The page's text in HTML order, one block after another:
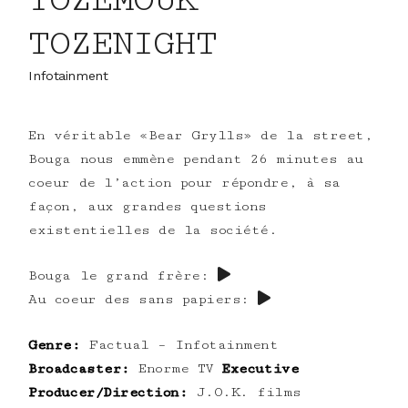
TOZENIGHT
Infotainment
En véritable «Bear Grylls» de la street,
Bouga nous emmène pendant 26 minutes au
coeur de l’action pour répondre, à sa
façon, aux grandes questions
existentielles de la société.
Bouga le grand frère:
Au coeur des sans papiers:
Genre:
Factual – Infotainment
Broadcaster:
Enorme TV
Executive
Producer/Direction:
J.O.K. films